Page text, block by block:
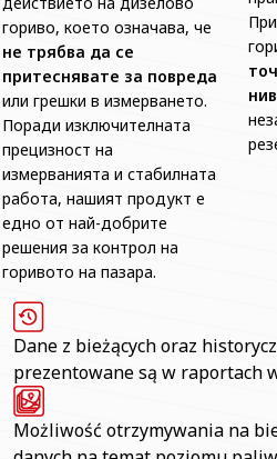
гориво, което означава, че
не трябва да се
притеснявате за повреда
или грешки в измерването.
Поради изключителната
прецизност на
измерванията и стабилната
работа, нашият продукт е
едно от най-добрите
решения за контрол на
горивото на пазара.
Dane z bieżących oraz
prezentowane są w raportach
Możliwość otrzymywania na